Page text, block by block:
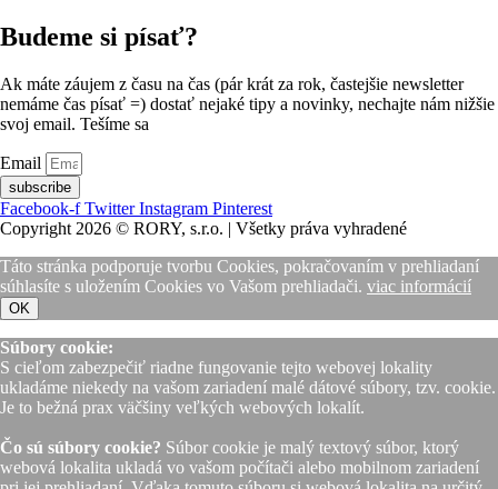
Budeme si písať?
Ak máte záujem z času na čas (pár krát za rok, častejšie newsletter
nemáme čas písať =) dostať nejaké tipy a novinky, nechajte nám nižšie
svoj email. Tešíme sa
Email
subscribe
Facebook-f Twitter Instagram Pinterest
Copyright 2026 © RORY, s.r.o. | Všetky práva vyhradené
Táto stránka podporuje tvorbu Cookies, pokračovaním v prehliadaní
súhlasíte s uložením Cookies vo Vašom prehliadači. viac informácií
OK
Súbory cookie:
S cieľom zabezpečiť riadne fungovanie tejto webovej lokality
ukladáme niekedy na vašom zariadení malé dátové súbory, tzv. cookie.
Je to bežná prax väčšiny veľkých webových lokalít.
Čo sú súbory cookie? Súbor cookie je malý textový súbor, ktorý
webová lokalita ukladá vo vašom počítači alebo mobilnom zariadení